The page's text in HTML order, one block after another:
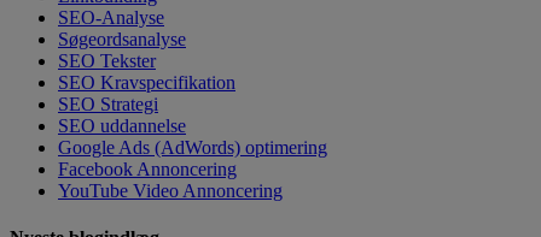
SEO-Analyse
Søgeordsanalyse
SEO Tekster
SEO Kravspecifikation
SEO Strategi
SEO uddannelse
Google Ads (AdWords) optimering
Facebook Annoncering
YouTube Video Annoncering